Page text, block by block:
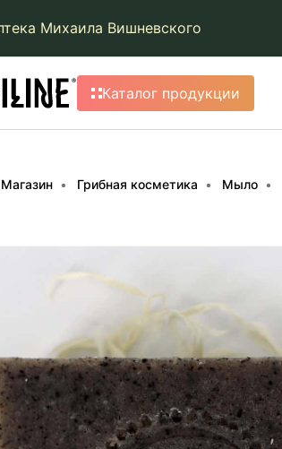
Михаила Вишневского
Каталог продукции
Магазин Грибная косметика Мыло